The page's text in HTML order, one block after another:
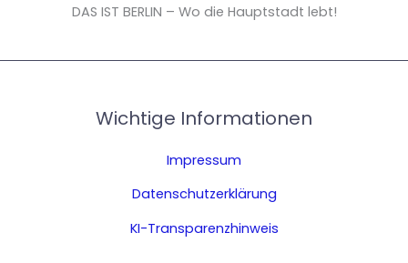
DAS IST BERLIN – Wo die Hauptstadt lebt!
Wichtige Informationen
Impressum
Datenschutzerklärung
KI-Transparenzhinweis